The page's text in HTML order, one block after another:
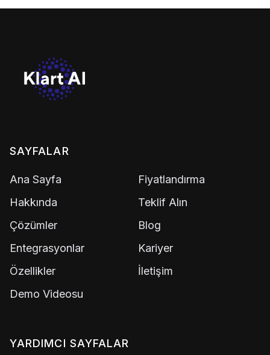
SAYFALAR
Ana Sayfa
Hakkında
Çözümler
Entegrasyonlar
Özellikler
Demo Videosu
Fiyatlandırma
Teklif Alın
Blog
Kariyer
İletişim
YARDIMCI SAYFALAR